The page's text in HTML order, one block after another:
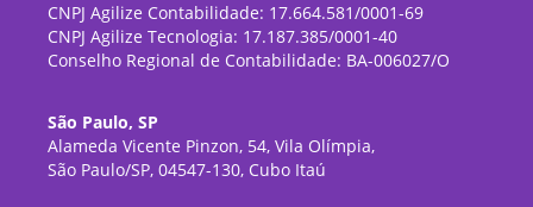
CNPJ Agilize Contabilidade: 17.664.581/0001-69
CNPJ Agilize Tecnologia: 17.187.385/0001-40
Conselho Regional de Contabilidade: BA-006027/O
São Paulo, SP
Alameda Vicente Pinzon, 54, Vila Olímpia,
São Paulo/SP, 04547-130, Cubo Itaú